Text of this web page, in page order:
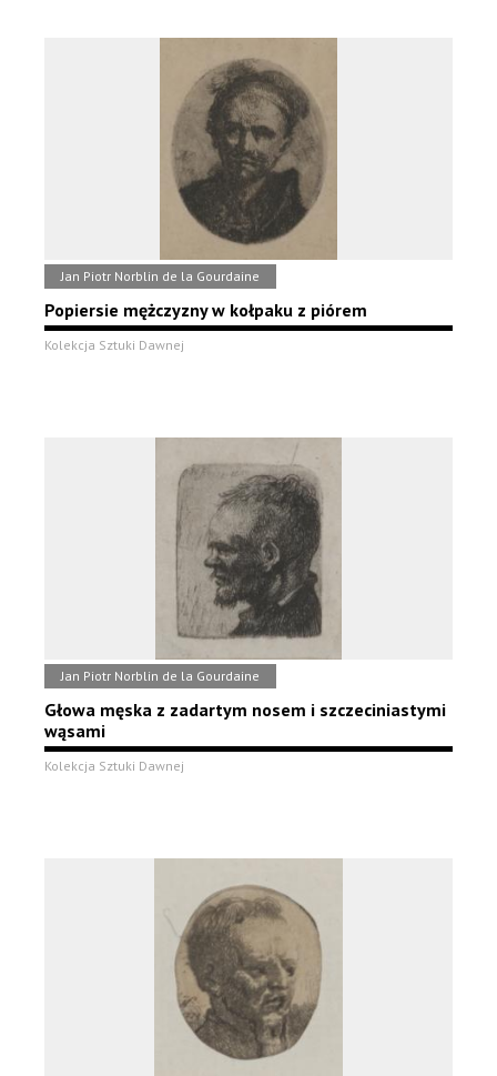
Jan Piotr Norblin de la Gourdaine
Popiersie mężczyzny w kołpaku z piórem
Kolekcja Sztuki Dawnej
Jan Piotr Norblin de la Gourdaine
Głowa męska z zadartym nosem i szczeciniastymi
wąsami
Kolekcja Sztuki Dawnej